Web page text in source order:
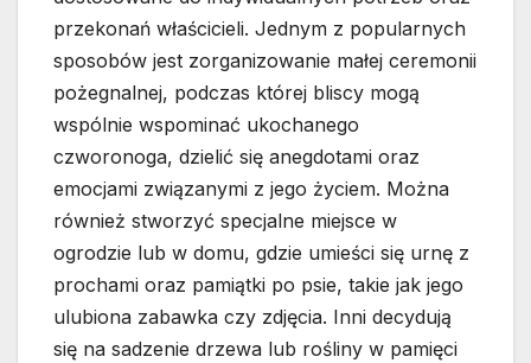
przekonań właścicieli. Jednym z popularnych
sposobów jest zorganizowanie małej ceremonii
pożegnalnej, podczas której bliscy mogą
wspólnie wspominać ukochanego
czworonoga, dzielić się anegdotami oraz
emocjami związanymi z jego życiem. Można
również stworzyć specjalne miejsce w
ogrodzie lub w domu, gdzie umieści się urnę z
prochami oraz pamiątki po psie, takie jak jego
ulubiona zabawka czy zdjęcia. Inni decydują
się na sadzenie drzewa lub rośliny w pamięci